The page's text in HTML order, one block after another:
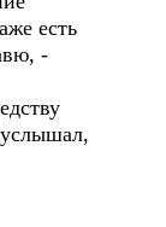
есть
-